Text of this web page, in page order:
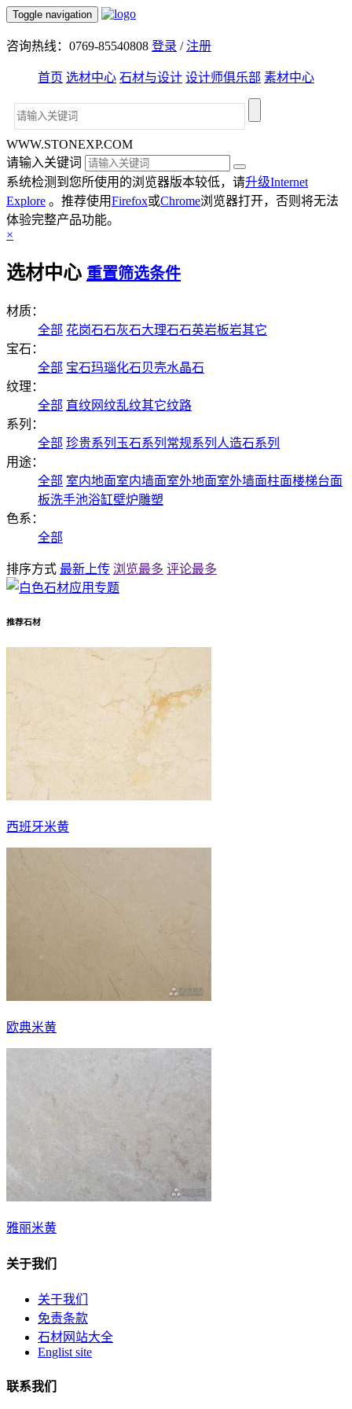
Toggle navigation
咨询热线：0769-85540808 登录 /注册
首页 选材中心 石材与设计 设计师俱乐部 素材中心
WWW.STONEXP.COM
请输入关键词
系统检测到您所使用的浏览器版本较低，请升级Internet
Explore 。推荐使用Firefox或Chrome浏览器打开，否则将无法
体验完整产品功能。
×
选材中心 重置筛选条件
材质：
全部 花岗石石灰石大理石石英岩板岩其它
宝石：
全部 宝石玛瑙化石贝壳水晶石
纹理：
全部 直纹网纹乱纹其它纹路
系列：
全部 珍贵系列 玉石系列 常规系列 人造石系列
用途：
全部 室内地面室内墙面室外地面室外墙面柱面楼梯台面
板洗手池浴缸壁炉雕塑
色系：
全部
排序方式 最新上传 浏览最多 评论最多
推荐石材
西班牙米黄
欧典米黄
雅丽米黄
关于我们
关于我们
免责条款
石材网站大全
Englist site
联系我们